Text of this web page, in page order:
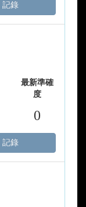
記錄
最新準確
度
0
記錄